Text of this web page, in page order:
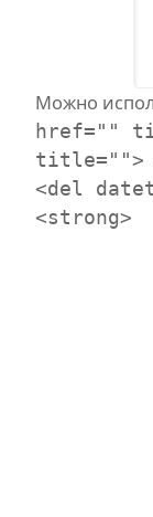
Можно
href=""
title="">
<del
<strong>